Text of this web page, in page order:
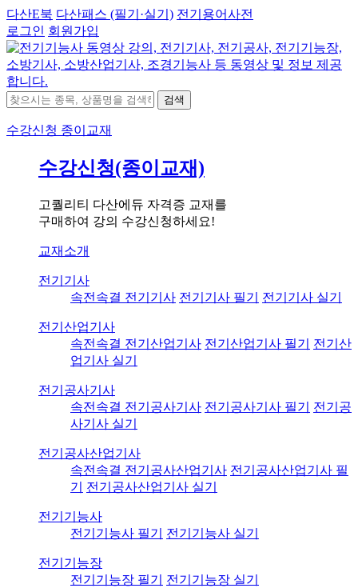
다산E북 다산패스 (필기·실기) 전기용어사전
로그인 회원가입
검색
수강신청 종이교재
수강신청(종이교재)
고퀄리티 다산에듀 자격증 교재를
구매하여 강의 수강신청하세요!
교재소개
전기기사
속전속결 전기기사 전기기사 필기 전기기사 실기
전기산업기사
속전속결 전기산업기사 전기산업기사 필기
전기산
업기사 실기
전기공사기사
속전속결 전기공사기사 전기공사기사 필기
전기공
사기사 실기
전기공사산업기사
속전속결 전기공사산업기사 전기공사산업기사 필
기
전기공사산업기사 실기
전기기능사
전기기능사 필기
전기기능사 실기
전기기능장
전기기능장 필기
전기기능장 실기